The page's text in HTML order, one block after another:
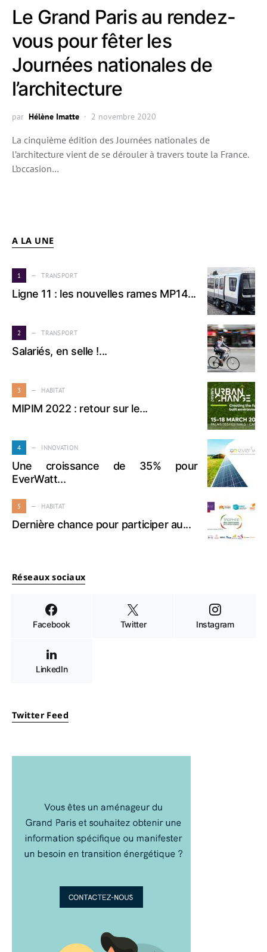
Le Grand Paris au rendez-
vous pour fêter les
Journées nationales de
l’architecture
par Hélène Imatte 2 novembre 2020
La cinquième édition des Journées nationales de
l’architecture vient de se dérouler à travers toute la France.
L’occasion…
A LA UNE
1 TRANSPORT
Ligne 11 : les nouvelles rames MP14...
2 TRANSPORT
Salariés, en selle !...
3 HABITAT
MIPIM 2022 : retour sur le...
4 INNOVATION
Une croissance de 35% pour
EverWatt...
5 HABITAT
Dernière chance pour participer au...
Réseaux sociaux
Facebook Twitter Instagram
LinkedIn
Twitter Feed